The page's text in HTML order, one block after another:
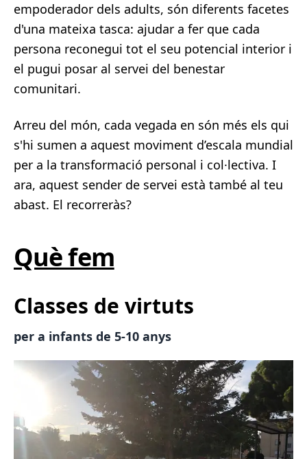
empoderador dels adults, són diferents facetes
d'una mateixa tasca: ajudar a fer que cada
persona reconegui tot el seu potencial interior i
el pugui posar al servei del benestar
comunitari.
Arreu del món, cada vegada en són més els qui
s'hi sumen a aquest moviment d’escala mundial
per a la transformació personal i col·lectiva. I
ara, aquest sender de servei està també al teu
abast. El recorreràs?
Què fem
Classes de virtuts
per a infants de 5-10 anys